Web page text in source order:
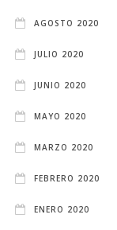
AGOSTO 2020
JULIO 2020
JUNIO 2020
MAYO 2020
MARZO 2020
FEBRERO 2020
ENERO 2020